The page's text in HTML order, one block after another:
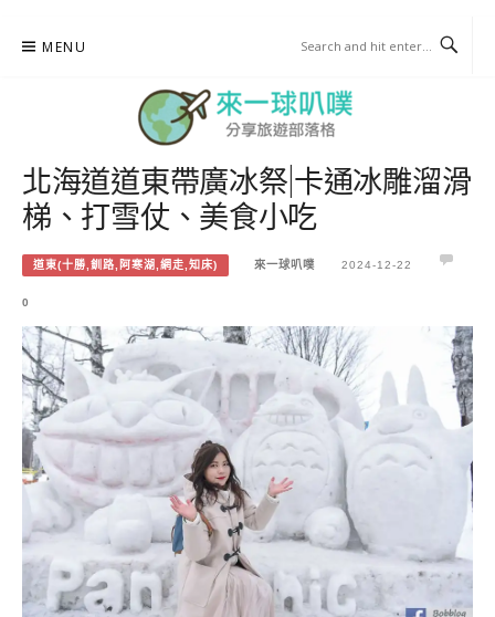
MENU
來一球叭噗
分享日本自助部落格
北海道道東帶廣冰祭|卡通冰雕溜滑
梯、打雪仗、美食小吃
道東(十勝,釧路,阿寒湖,網走,知床) 來一球叭噗 2024-12-22
0